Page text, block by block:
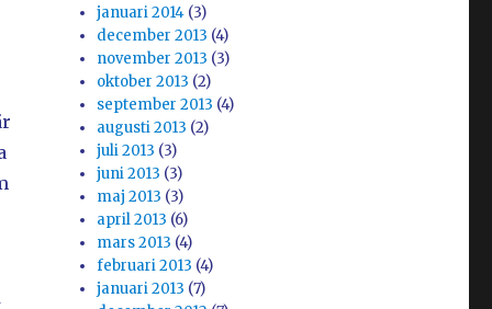
januari 2014 (3)
december 2013 (4)
november 2013 (3)
oktober 2013 (2)
september 2013 (4)
augusti 2013 (2)
juli 2013 (3)
juni 2013 (3)
maj 2013 (3)
april 2013 (6)
mars 2013 (4)
februari 2013 (4)
januari 2013 (7)